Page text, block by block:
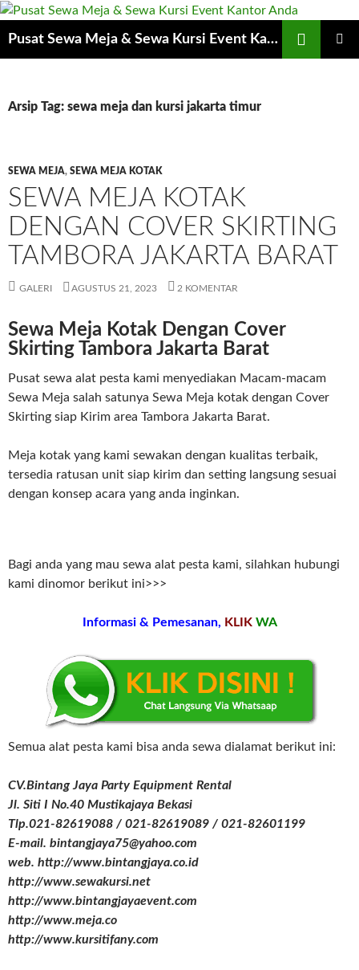
Pusat Sewa Meja & Sewa Kursi Event Kantor Anda
Arsip Tag: sewa meja dan kursi jakarta timur
SEWA MEJA, SEWA MEJA KOTAK
SEWA MEJA KOTAK
DENGAN COVER SKIRTING
TAMBORA JAKARTA BARAT
GALERI AGUSTUS 21, 2023 2 KOMENTAR
Sewa Meja Kotak Dengan Cover
Skirting Tambora Jakarta Barat
Pusat sewa alat pesta kami menyediakan Macam-macam
Sewa Meja salah satunya Sewa Meja kotak dengan Cover
Skirting siap Kirim area Tambora Jakarta Barat.
Meja kotak yang kami sewakan dengan kualitas terbaik,
tersedia ratusan unit siap kirim dan setting langsung sesuai
dengan konsep acara yang anda inginkan.
Bagi anda yang mau sewa alat pesta kami, silahkan hubungi
kami dinomor berikut ini>>>
Informasi & Pemesanan, KLIK WA
Semua alat pesta kami bisa anda sewa dialamat berikut ini:
CV.Bintang Jaya Party Equipment Rental
Jl. Siti I No.40 Mustikajaya Bekasi
Tlp.021-82619088 / 021-82619089 / 021-82601199
E-mail. bintangjaya75@yahoo.com
web. http://www.bintangjaya.co.id
http://www.sewakursi.net
http://www.bintangjayaevent.com
http://www.meja.co
http://www.kursitifany.com